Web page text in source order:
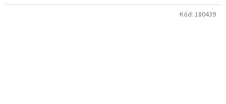
Kód: 180439